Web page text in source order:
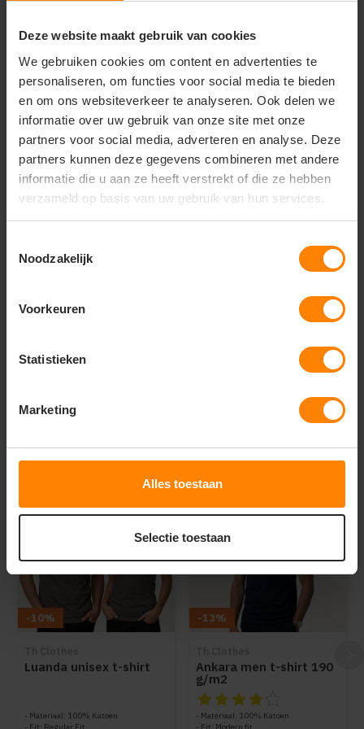
Deze website maakt gebruik van cookies
We gebruiken cookies om content en advertenties te
personaliseren, om functies voor social media te bieden
en om ons websiteverkeer te analyseren. Ook delen we
informatie over uw gebruik van onze site met onze
partners voor social media, adverteren en analyse. Deze
partners kunnen deze gegevens combineren met andere
informatie die u aan ze heeft verstrekt of die ze hebben
verzameld op basis van uw gebruik van hun services.
Noodzakelijk
Voorkeuren
Statistieken
Marketing
Alles toestaan
Selectie toestaan
Winddicht
Capuchon in kraag
Opvouwbaar in eigen jaszak (K-way® systeem)
1 voorzak
Open zoom met trekkoord
Vragen? Neem contact
klantenservice
store Bezoek onze showroom:
Dit vind je misschien ook leuk
-10%
Luanda unisex t-shirt
Materiaal: 100% Katoen
Fit: Regular Fit
-13%
Ankara men t-shirt 190
g/m2
De beoordeling van dit
Materiaal: 100% Katoen
Fit: Modern fit